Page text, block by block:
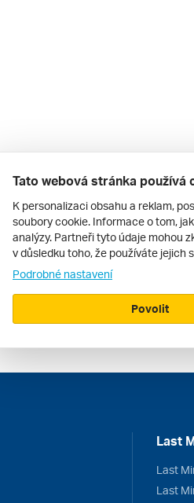
Last
Last
Last
Tato webová stránka používá
K personalizaci obsahu a reklam,
soubory cookie. Informace o tom,
analýzy. Partneři tyto údaje mohou
v důsledku toho, že používáte jejich
Podrobné nastavení
Povolit